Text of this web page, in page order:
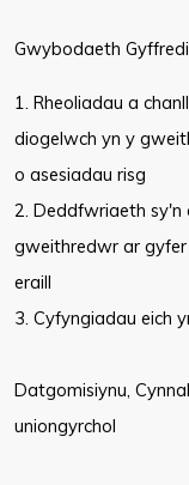
​Gwybodaeth
1. Rheoliadau a
diogelwch yn y
o asesiadau risg
2. Deddfwriaeth
gweithredwr ar gyfer
eraill
3. Cyfyngiadau eich
Datgomisiynu,
uniongyrchol